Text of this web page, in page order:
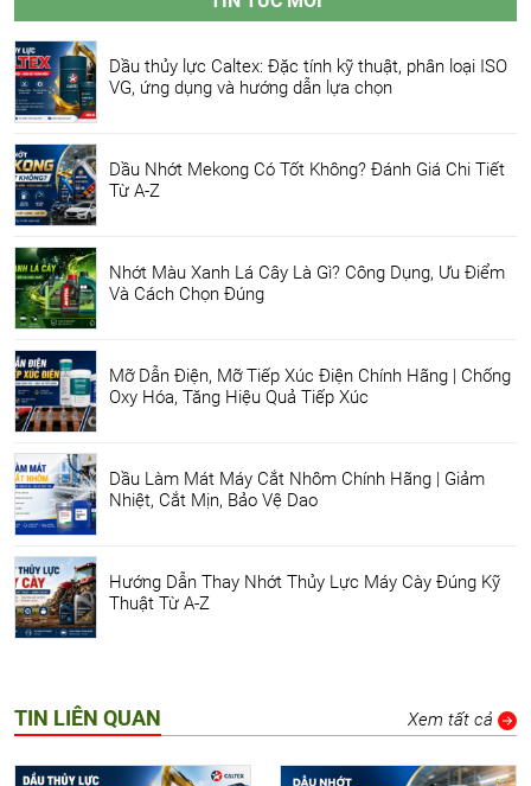
Dầu thủy lực Caltex: Đặc tính kỹ thuật, phân loại ISO
VG, ứng dụng và hướng dẫn lựa chọn
Dầu Nhớt Mekong Có Tốt Không? Đánh Giá Chi Tiết
Từ A-Z
Nhớt Màu Xanh Lá Cây Là Gì? Công Dụng, Ưu Điểm
Và Cách Chọn Đúng
Mỡ Dẫn Điện, Mỡ Tiếp Xúc Điện Chính Hãng | Chống
Oxy Hóa, Tăng Hiệu Quả Tiếp Xúc
Dầu Làm Mát Máy Cắt Nhôm Chính Hãng | Giảm
Nhiệt, Cắt Mịn, Bảo Vệ Dao
Hướng Dẫn Thay Nhớt Thủy Lực Máy Cày Đúng Kỹ
Thuật Từ A-Z
TIN LIÊN QUAN Xem tất cả